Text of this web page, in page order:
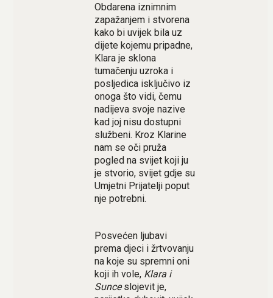
Obdarena iznimnim
zapažanjem i stvorena
kako bi uvijek bila uz
dijete kojemu pripadne,
Klara je sklona
tumačenju uzroka i
posljedica isključivo iz
onoga što vidi, čemu
nadijeva svoje nazive
kad joj nisu dostupni
službeni. Kroz Klarine
nam se oči pruža
pogled na svijet koji ju
je stvorio, svijet gdje su
Umjetni Prijatelji poput
nje potrebni.
Posvećen ljubavi
prema djeci i žrtvovanju
na koje su spremni oni
koji ih vole, Klara i
Sunceslojevit je,